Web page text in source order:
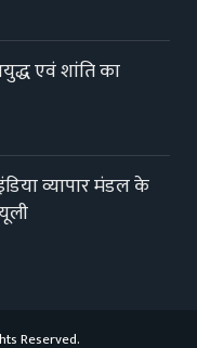
एवं शांति का
व्यापार मंडल के
Reserved.